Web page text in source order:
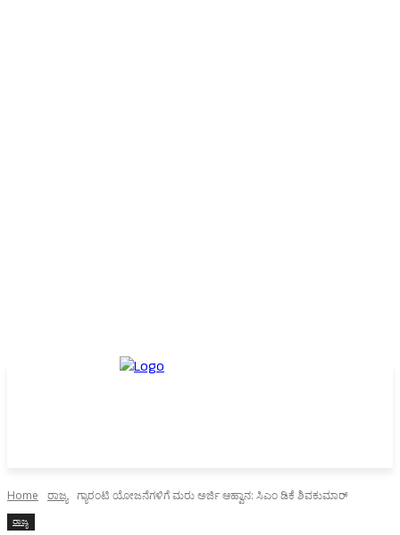
Home ರಾಜ್ಯ ಗ್ಯಾರಂಟಿ ಯೋಜನೆಗಳಿಗೆ ಮರು ಅರ್ಜಿ ಆಹ್ವಾನ: ಸಿಎಂ ಡಿಕೆ ಶಿವಕುಮಾರ್
ರಾಜ್ಯ